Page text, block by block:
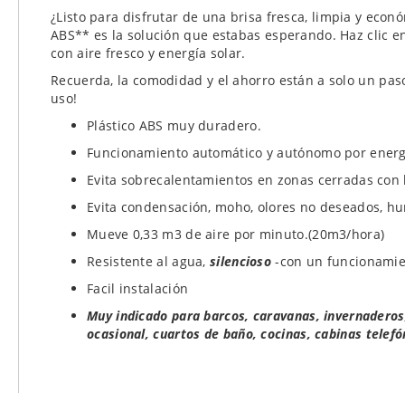
¿Listo para disfrutar de una brisa fresca, limpia y
ABS** es la solución que estabas esperando. Haz clic
con aire fresco y energía solar.
Recuerda, la comodidad y el ahorro están a solo un
uso!
Plástico ABS muy duradero.
Funcionamiento automático y autónomo por
Evita sobrecalentamientos en zonas cerradas
Evita condensación, moho, olores no deseados,
Mueve 0,33 m3 de aire por minuto.(20m3/hora)
Resistente al agua, silencioso -con un
Facil instalación
Muy indicado para barcos, caravanas,
ocasional, cuartos de baño, cocinas, cabinas